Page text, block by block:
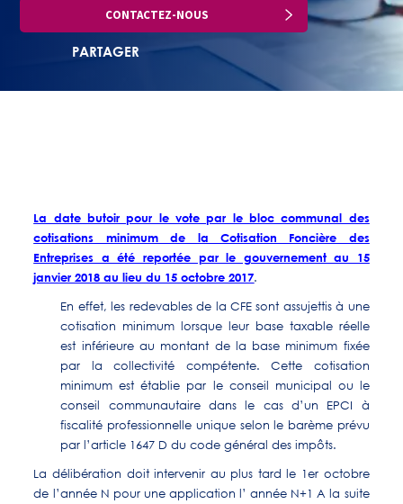
CONTACTEZ-NOUS
PARTAGER
La date butoir pour le vote par le bloc communal des
cotisations minimum de la Cotisation Foncière des
Entreprises a été reportée par le gouvernement au 15
janvier 2018 au lieu du 15 octobre 2017.
En effet, les redevables de la CFE sont assujettis à une
cotisation minimum lorsque leur base taxable réelle
est inférieure au montant de la base minimum fixée
par la collectivité compétente. Cette cotisation
minimum est établie par le conseil municipal ou le
conseil communautaire dans le cas d’un EPCI à
fiscalité professionnelle unique selon le barème prévu
par l’article 1647 D du code général des impôts.
La délibération doit intervenir au plus tard le 1er octobre
de l’année N pour une application l’ année N+1 A la suite